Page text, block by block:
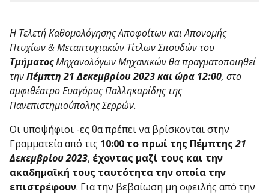
Η Τελετή Καθομολόγησης Αποφοίτων και Απονομής
Πτυχίων & Μεταπτυχιακών Τίτλων Σπουδών του
ΤμήματοςΜηχανολόγων Μηχανικών θα πραγματοποιηθεί
τηνΠέμπτη 21 Δεκεμβρίου 2023και ώρα 12:00, στο
αμφιθέατρο Ευαγόρας Παλληκαρίδηςτης
Πανεπιστημιούπολης Σερρών.
Οι υποψήφιοι -ες θα πρέπει να βρίσκονται στην
Γραμματεία από τις 10:00 το πρωί της Πέμπτης21
Δεκεμβρίου 2023, έχοντας μαζί τους και την
ακαδημαϊκή τους ταυτότητα την οποία την
επιστρέφουν. Για την βεβαίωση μη οφειλής από την